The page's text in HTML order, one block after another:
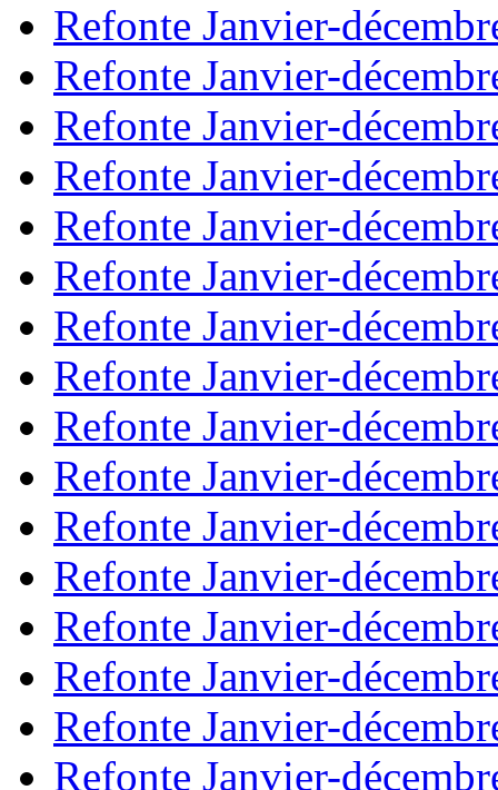
Refonte Janvier-
Refonte Janvier-
Refonte Janvier-
Refonte Janvier-
Refonte Janvier-
Refonte Janvier-
Refonte Janvier-
Refonte Janvier-
Refonte Janvier-
Refonte Janvier-
Refonte Janvier-
Refonte Janvier-
Refonte Janvier-
Refonte Janvier-
Refonte Janvier-
Refonte Janvier-